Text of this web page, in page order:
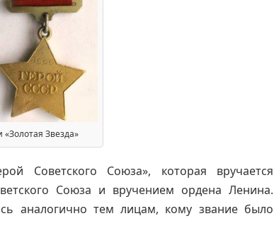
Звезда»
Советского Союза», которая вручается
Союза и вручением ордена Ленина.
аналогично тем лицам, кому звание было